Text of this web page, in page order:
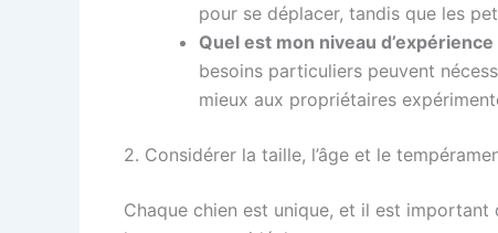
pour se déplacer, tandis que les
Quel est mon niveau
besoins particuliers peuvent
mieux aux propriétaires
2. Considérer la taille, l’âge et le
Chaque chien est unique, et il est